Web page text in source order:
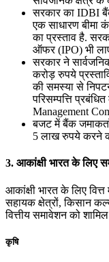
सरकार का IDBI
एक साधारण बीमा
का प्रस्ताव है.
ऑफर (IPO) भी
सरकार ने
करोड़ रुपये
की समस्‍या से
परिसम्‍पत्ति
Management
बजट में बैंक
5 लाख रुपये करने
3. आकांक्षी भारत के लिए
आकांक्षी भारत के लिए
सहायक क्षेत्रों, किसान
वित्तीय समावेशन को
कृषि